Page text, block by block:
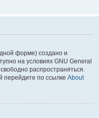
форме) создано и
на условиях GNU General
распространяться.
перейдите по ссылке About